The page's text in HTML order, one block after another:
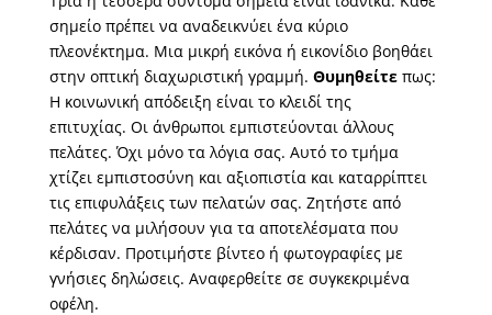
σημείο πρέπει να αναδεικνύει ένα κύριο
πλεονέκτημα. Μια μικρή εικόνα ή εικονίδιο βοηθάει
στην οπτική διαχωριστική γραμμή. Θυμηθείτεπως:
Η κοινωνική απόδειξη είναι το κλειδί της
επιτυχίας. Οι άνθρωποι εμπιστεύονται άλλους
πελάτες. Όχι μόνο τα λόγια σας. Αυτό το τμήμα
χτίζει εμπιστοσύνη και αξιοπιστία και καταρρίπτει
τις επιφυλάξεις των πελατών σας. Ζητήστε από
πελάτες να μιλήσουν για τα αποτελέσματα που
κέρδισαν. Προτιμήστε βίντεο ή φωτογραφίες με
γνήσιες δηλώσεις. Αναφερθείτε σε συγκεκριμένα
οφέλη.